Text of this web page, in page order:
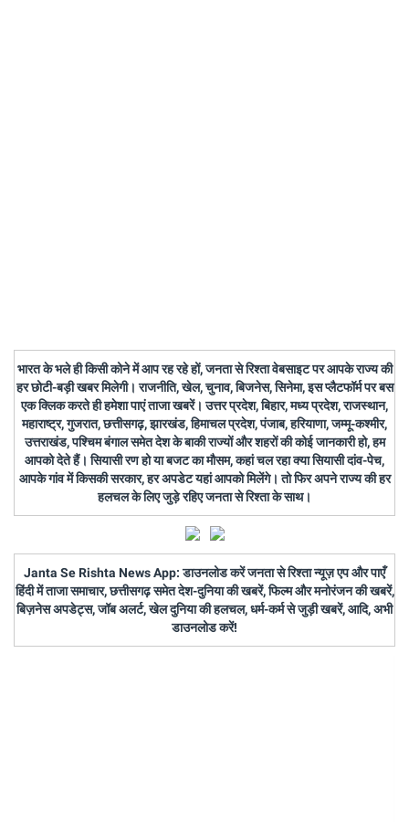
भारत के भले ही किसी कोने में आप रह रहे हों, जनता से रिश्ता वेबसाइट पर आपके राज्य की
हर छोटी-बड़ी खबर मिलेगी। राजनीति, खेल, चुनाव, बिजनेस, सिनेमा, इस प्लैटफॉर्म पर बस
एक क्लिक करते ही हमेशा पाएं ताजा खबरें। उत्तर प्रदेश, बिहार, मध्य प्रदेश, राजस्थान,
महाराष्ट्र, गुजरात, छत्तीसगढ़, झारखंड, हिमाचल प्रदेश, पंजाब, हरियाणा, जम्मू-कश्मीर,
उत्तराखंड, पश्चिम बंगाल समेत देश के बाकी राज्यों और शहरों की कोई जानकारी हो, हम
आपको देते हैं। सियासी रण हो या बजट का मौसम, कहां चल रहा क्या सियासी दांव-पेच,
आपके गांव में किसकी सरकार, हर अपडेट यहां आपको मिलेंगे। तो फिर अपने राज्य की हर
हलचल के लिए जुड़े रहिए जनता से रिश्ता के साथ।
Janta Se Rishta News App: डाउनलोड करें जनता से रिश्ता न्यूज़ एप और पाएँ
हिंदी में ताजा समाचार, छत्तीसगढ़ समेत देश-दुनिया की खबरें, फिल्म और मनोरंजन की खबरें,
बिज़नेस अपडेट्स, जॉब अलर्ट, खेल दुनिया की हलचल, धर्म-कर्म से जुड़ी खबरें, आदि, अभी
डाउनलोड करें!